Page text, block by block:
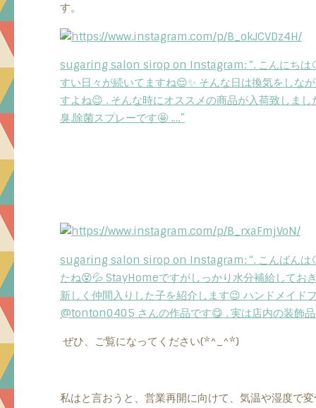
す。
sugaring salon sirop on Instagram: “. こんにちは
すい日々が続いてますね😌✨ そんな日は換気をしな
すよね😉 . そんな時にオススメの商品が入荷致しまし
臭.除菌スプレーです🤩 .…”
sugaring salon sirop on Instagram: “. こんばんは
たね😵💦 StayHomeですがしっかり水分補給してお
新しく仲間入りした子を紹介します😉 ハンドメイド
@tonton0405 さんの作品です😋 . 実は店内の装飾
ぜひ、ご覧になってください(*^_^*)
私はと言おうと、営業再開に向けて、気温や湿度で